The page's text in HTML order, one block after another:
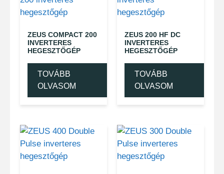
ZEUS COMPACT 200
INVERTERES
HEGESZTŐGÉP
TOVÁBB
OLVASOM
ZEUS 200 HF DC
INVERTERES
HEGESZTŐGÉP
TOVÁBB
OLVASOM